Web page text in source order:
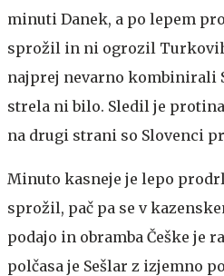
minuti Danek, a po lepem
sprožil in ni ogrozil
najprej nevarno kombinirali
strela ni bilo. Sledil je
na drugi strani so Slovenci
Minuto kasneje je lepo prodrl
sprožil, pač pa se v
podajo in obramba Češke je
polčasa je Sešlar z izjemno